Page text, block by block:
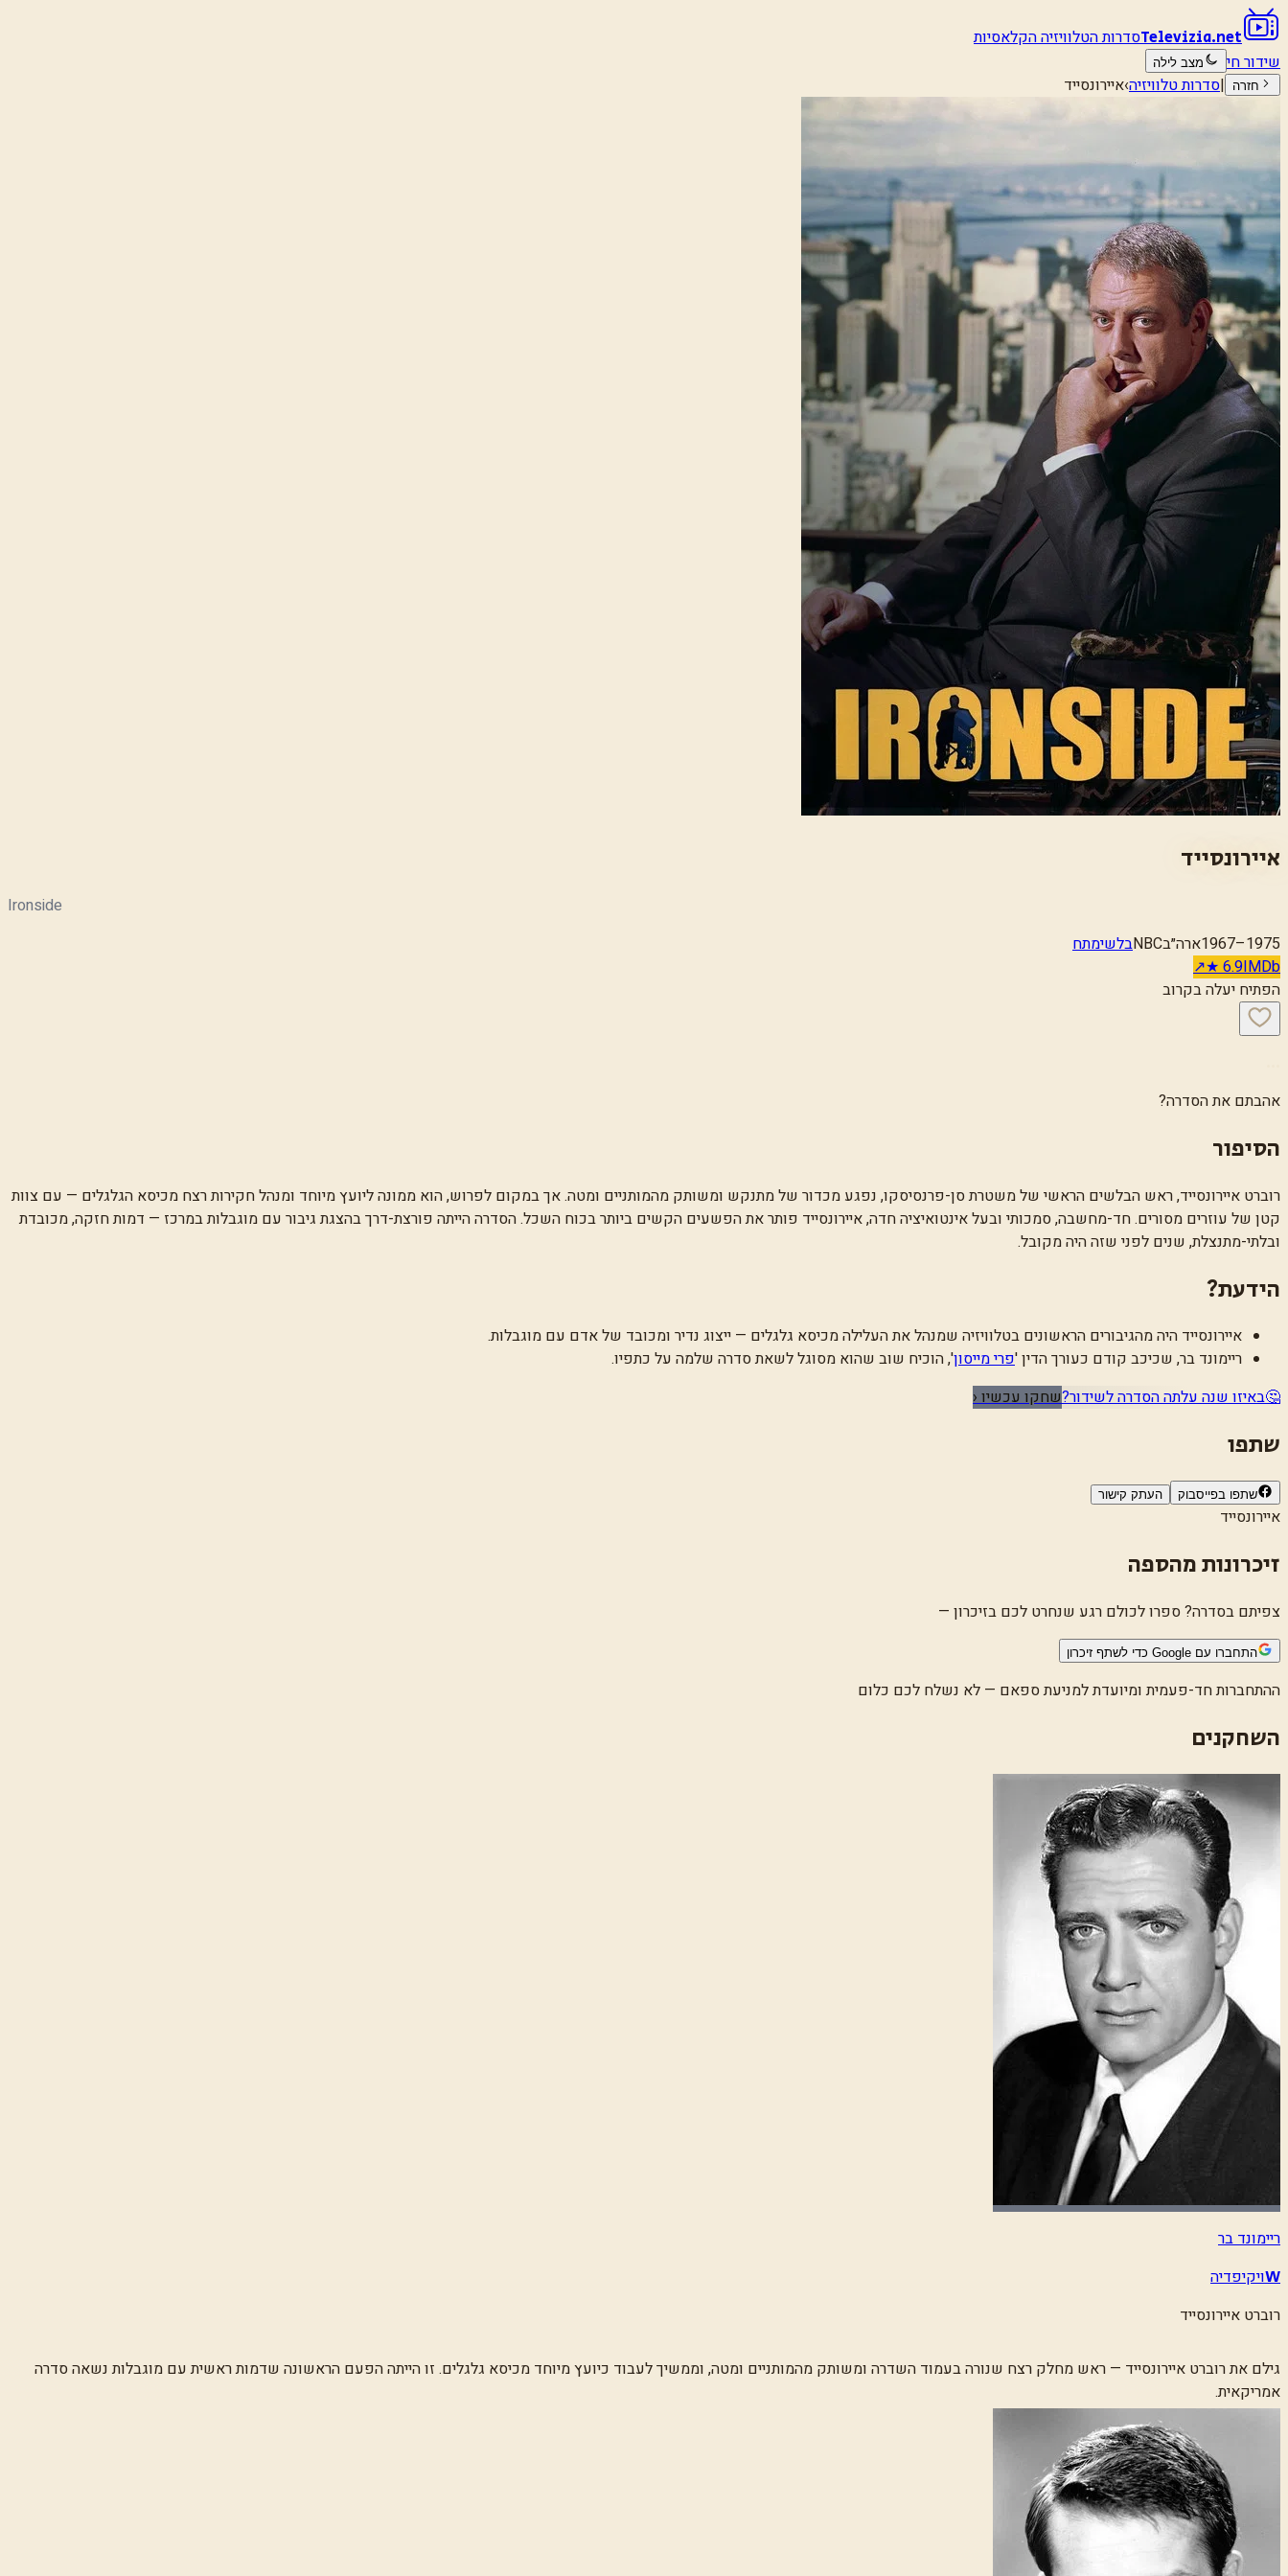
Televizia.netסדרות הטלוויזיה הקלאסיות
שידור חי
מצב לילה
חזרה
|סדרות טלוויזיה›איירונסייד
איירונסייד
Ironside
1967–1975ארה״בNBCבלשימתח
IMDb
★6.9
↗
הפתיח יעלה בקרוב
אהבתם את הסדרה?
הסיפור
רוברט איירונסייד, ראש הבלשים הראשי של משטרת סן-פרנסיסקו, נפגע מכדור של מתנקש ומשותק מהמותניים ומטה. אך במקום לפרוש, הוא ממונה ליועץ מיוחד ומנהל חקירות רצח מכיסא הגלגלים — עם צוות
קטן של עוזרים מסורים. חד-מחשבה, סמכותי ובעל אינטואיציה חדה, איירונסייד פותר את הפשעים הקשים ביותר בכוח השכל. הסדרה הייתה פורצת-דרך בהצגת גיבור עם מוגבלות במרכז — דמות חזקה, מכובדת
ובלתי-מתנצלת, שנים לפני שזה היה מקובל.
הידעת?
איירונסייד היה מהגיבורים הראשונים בטלוויזיה שמנהל את העלילה מכיסא גלגלים — ייצוג נדיר ומכובד של אדם עם מוגבלות.
ריימונד בר, שכיכב קודם כעורך הדין'פרי מייסון', הוכיח שוב שהוא מסוגל לשאת סדרה שלמה על כתפיו.
🤔באיזו שנה עלתה הסדרה לשידור?שחקו עכשיו ‹
שתפו
שתפו בפייסבוק העתק קישור
איירונסייד
זיכרונות מהספה
צפיתם בסדרה? ספרו לכולם רגע שנחרט לכם בזיכרון —
התחברו עם Google כדי לשתף זיכרון
ההתחברות חד-פעמית ומיועדת למניעת ספאם — לא נשלח לכם כלום
השחקנים
ריימונד בר
Wויקיפדיה
רוברט איירונסייד
גילם את רוברט איירונסייד — ראש מחלק רצח שנורה בעמוד השדרה ומשותק מהמותניים ומטה, וממשיך לעבוד כיועץ מיוחד מכיסא גלגלים. זו הייתה הפעם הראשונה שדמות ראשית עם מוגבלות נשאה סדרה
אמריקאית.
פרטים נוספים:כבר היה אז'פרי מייסון